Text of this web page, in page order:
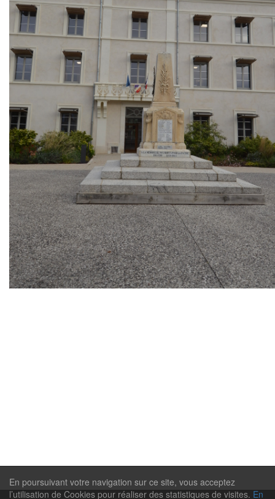
En poursuivant votre navigation sur ce site, vous acceptez
l’utilisation de Cookies pour réaliser des statistiques de visites. En